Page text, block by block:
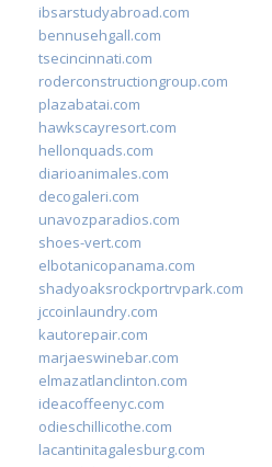
ibsarstudyabroad.com
bennusehgall.com
tsecincinnati.com
roderconstructiongroup.com
plazabatai.com
hawkscayresort.com
hellonquads.com
diarioanimales.com
decogaleri.com
unavozparadios.com
shoes-vert.com
elbotanicopanama.com
shadyoaksrockportrvpark.com
jccoinlaundry.com
kautorepair.com
marjaeswinebar.com
elmazatlanclinton.com
ideacoffeenyc.com
odieschillicothe.com
lacantinitagalesburg.com